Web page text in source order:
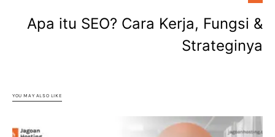
Apa itu SEO? Cara Kerja, Fungsi &
Strateginya
YOU MAY ALSO LIKE